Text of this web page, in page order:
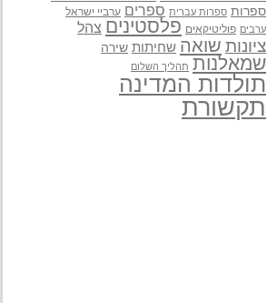
ספרות ספרות עברית ספרים ערביי ישראל
ערבים פוליטיקאים פלסטינים צהל
ציונות שואה שחיתות שירה
שמאלנות תהליך השלום
תולדות המדינה
תקשורת